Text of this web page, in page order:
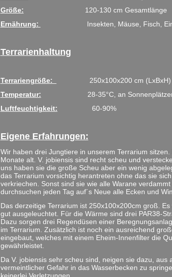
Größe:
120-130 cm Gesamtlänge
Ernährung:
Insekten, Mäuse, Fisch,
Terrarienhaltung
Terrariengröße:
250x100x200 cm (LxBxH)
Temperatur:
28-35°C, an
Luftfeuchtigkeit:
60-90%
Eigene Erfahrungen:
Wir haben drei Jungtiere in unserem Terrarium
Monate alt. V. jobiensis sind recht scheu und
uns haben sie die große Scheu aber ein wenig
das Terrarium vorsichtig herantreten ohne das sie
verkriechen. Sonst sind sie wie alle Warane
durchsuchen jeden Tag auf´s Neue alle Ecken und
Das derzeitige Terrarium ist 250x100x200cm groß. Es
gut ausgeleuchtet. Für die Wärme sind drei PAR38-
Dazu sorgen drei Regendüsen einer
im Terrarium. Zusätzlich ist noch ein ausreichend
eingebaut, welches mit einem Eheim-Innenfilter die
gewährleistet.
Da V. jobiensis sehr scheu sind, neigen sie dazu, aus
vermeintlicher Gefahr in das Wasserbecken zu